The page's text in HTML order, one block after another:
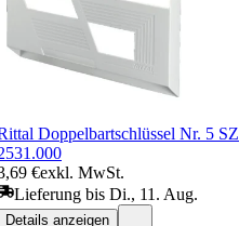
Doppelbartschlüssel Nr. 5 SZ
€exkl. MwSt.
Lieferung bis Di., 11. Aug.
Details anzeigen